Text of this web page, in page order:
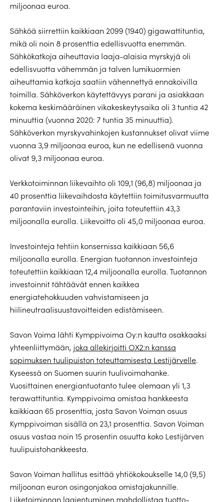
miljoonaa euroa.
Sähköä siirrettiin kaikkiaan 2099 (1940) gigawattituntia,
mikä oli noin 8 prosenttia edellisvuotta enemmän.
Sähkökatkoja aiheuttavia laaja-alaisia myrskyjä oli
edellisvuotta vähemmän ja talven lumikuormien
aiheuttamia katkoja saatiin vähennettyä ennakoivilla
toimilla. Sähköverkon käytettävyys parani ja asiakkaan
kokema keskimääräinen vikakeskeytysaika oli 3 tuntia 42
minuuttia (vuonna 2020: 7 tuntia 35 minuuttia).
Sähköverkon myrskyvahinkojen kustannukset olivat viime
vuonna 3,9 miljoonaa euroa, kun ne edellisenä vuonna
olivat 9,3 miljoonaa euroa.
Verkkotoiminnan liikevaihto oli 109,1 (96,8) miljoonaa ja
40 prosenttia liikevaihdosta käytettiin toimitusvarmuutta
parantaviin investointeihin, joita toteutettiin 43,3
miljoonalla eurolla. Liikevoitto oli 45,0 miljoonaa euroa.
Investointeja tehtiin konsernissa kaikkiaan 56,6
miljoonalla eurolla. Energian tuotannon investointeja
toteutettiin kaikkiaan 12,4 miljoonalla eurolla. Tuotannon
investoinnit tähtäävät ennen kaikkea
energiatehokkuuden vahvistamiseen ja
hiilineutraalisuustavoitteiden edistämiseen.
Savon Voima lähti Kymppivoima Oy:n kautta osakkaaksi
yhteenliittymään, joka allekirjoitti OX2:n kanssa
sopimuksen tuulipuiston toteuttamisesta Lestijärvelle.
Kyseessä on Suomen suurin tuulivoimahanke.
Vuosittainen energiantuotanto tulee olemaan yli 1,3
terawattituntia. Kymppivoima omistaa hankkeesta
kaikkiaan 65 prosenttia, josta Savon Voiman osuus
Kymppivoiman sisällä on 23,1 prosenttia. Savon Voiman
osuus vastaa noin 15 prosentin osuutta koko Lestijärven
tuulipuistohankkeesta.
Savon Voiman hallitus esittää yhtiökokoukselle 14,0 (9,5)
miljoonan euron osingonjakoa omistajakunnille.
Liiketoiminnan laajentuminen mahdollistaa tuotto-